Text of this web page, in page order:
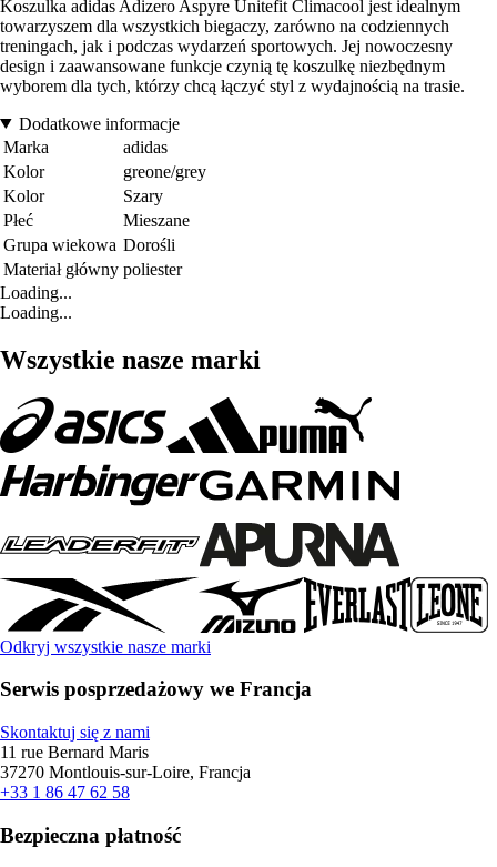
Koszulka adidas Adizero Aspyre Unitefit Climacool jest idealnym
towarzyszem dla wszystkich biegaczy, zarówno na codziennych
treningach, jak i podczas wydarzeń sportowych. Jej nowoczesny
design i zaawansowane funkcje czynią tę koszulkę niezbędnym
wyborem dla tych, którzy chcą łączyć styl z wydajnością na trasie.
Dodatkowe informacje
Marka
adidas
Kolor
greone/grey
Kolor
Szary
Płeć
Mieszane
Grupa wiekowa Dorośli
Materiał główny poliester
Loading...
Loading...
Wszystkie nasze marki
Odkryj wszystkie nasze marki
Serwis posprzedażowy we Francja
Skontaktuj się z nami
11 rue Bernard Maris
37270 Montlouis-sur-Loire, Francja
+33 1 86 47 62 58
Bezpieczna płatność